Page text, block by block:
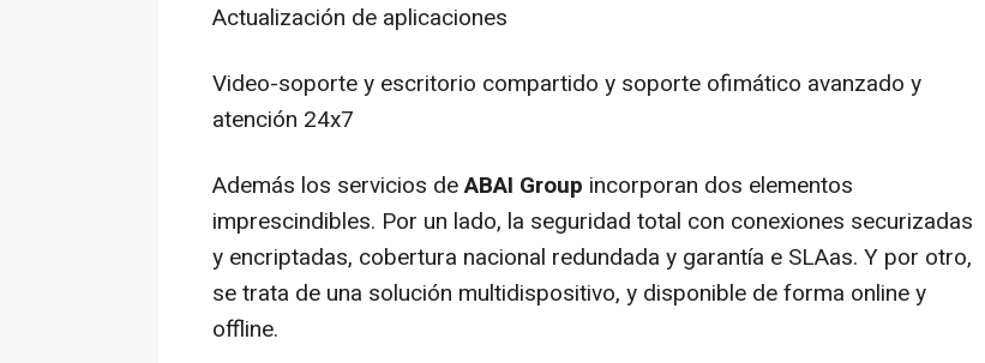
Actualización de aplicaciones
Video-soporte y escritorio compartido y soporte ofimático avanzado y
atención 24x7
Además los servicios deABAI Group incorporan dos elementos
imprescindibles. Por un lado, la seguridad total con conexiones securizadas
y encriptadas, cobertura nacional redundada y garantía e SLAas. Y por otro,
se trata de una solución multidispositivo, y disponible de forma online y
offline.